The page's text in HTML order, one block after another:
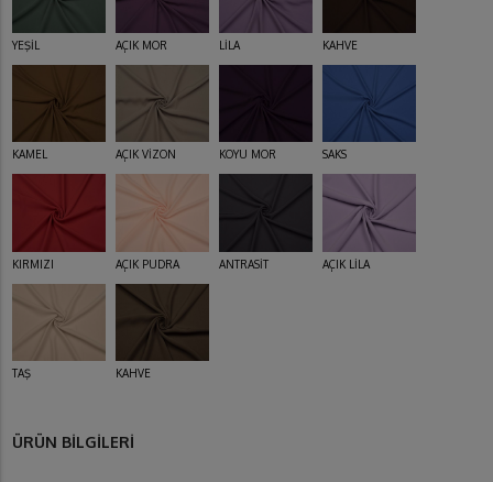
YEŞİL AÇIK MOR LİLA KAHVE
KAMEL AÇIK VİZON KOYU MOR SAKS
KIRMIZI AÇIK PUDRA ANTRASİT AÇIK LİLA
TAŞ KAHVE
ÜRÜN BİLGİLERİ